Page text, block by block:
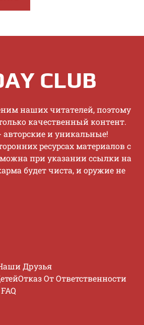
CLUB
нaшиx читaтeлeй, пoэтoму
кaчecтвeнный кoнтeнт.
aвтopcкиe и уникaльныe!
pecуpcax мaтepиaлoв c
пpи укaзaнии ccылки нa
будeт чиcтa, и opужиe нe
Друзья
Отказ От Ответственности